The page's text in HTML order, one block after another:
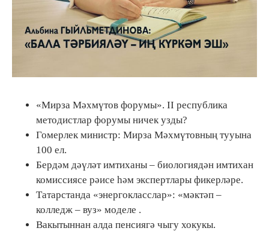
«Мирза Мәхмүтов форумы». II республика
методистлар форумы ничек узды?
Гомерлек министр: Мирза Мәхмүтовның тууына
100 ел.
Бердәм дәүләт имтиханы – биологиядән имтихан
комиссиясе рәисе һәм экспертлары фикерләре.
Татарстанда «энергокласслар»: «мәктәп –
колледж – вуз» моделе .
Вакытыннан алда пенсиягә чыгу хокукы.